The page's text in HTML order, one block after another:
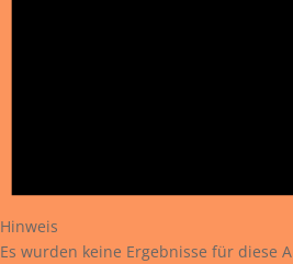
Hinweis
Es wurden keine Ergebnisse für diese